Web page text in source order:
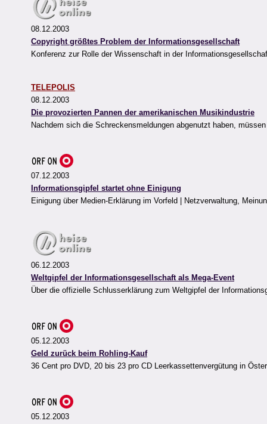
08.12.2003
Copyright größtes Problem der Informationsgesellschaft
Konferenz zur Rolle der Wissenschaft in der
TELEPOLIS
08.12.2003
Die provozierten Pannen der amerikanischen Musikindustrie
Nachdem sich die Schreckensmeldungen abgenutzt haben,
07.12.2003
Informationsgipfel startet ohne Einigung
Einigung über Medien-Erklärung im Vorfeld | Netzverwaltung,
06.12.2003
Weltgipfel der Informationsgesellschaft als Mega-Event
Über die offizielle Schlusserklärung zum Weltgipfel der
05.12.2003
Geld zurück beim Rohling-Kauf
36 Cent pro DVD, 20 bis 23 pro CD Leerkassettenvergütung in
05.12.2003